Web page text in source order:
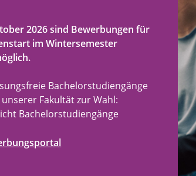
2026 sind Bewerbungen für
im Wintersemester
Bachelorstudiengänge
Fakultät zur Wahl:
Bachelorstudiengänge